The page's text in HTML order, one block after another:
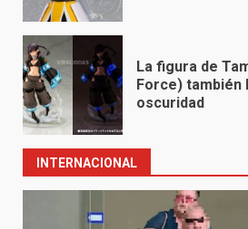
La figura de
Force) también
oscuridad
INTERNACIONAL